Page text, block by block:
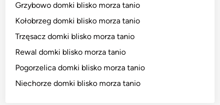
Grzybowo domki blisko morza tanio
Kołobrzeg domki blisko morza tanio
Trzęsacz domki blisko morza tanio
Rewal domki blisko morza tanio
Pogorzelica domki blisko morza tanio
Niechorze domki blisko morza tanio